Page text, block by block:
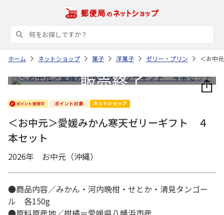
ホーム ネットショップ 菓子 洋菓子 ゼリー・プリン ＜お中
＜お中元＞愛媛みかん寒天ゼリーギフト ４
本セット
2026年 お中元（沖縄）
●商品内容／みかん・河内晩柑・せとか・清見タンゴー
ル 各150g